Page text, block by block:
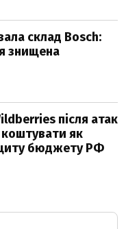
склад Bosch:
знищена
після атак
як
бюджету РФ